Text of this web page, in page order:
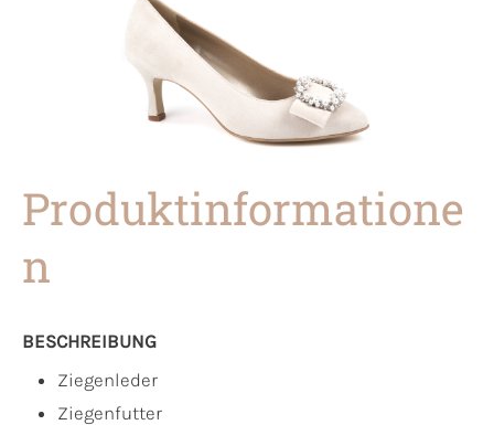
Produktinformatione
n
BESCHREIBUNG
Ziegenleder
Ziegenfutter